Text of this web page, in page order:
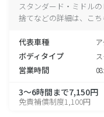
スタンダード・ミドル
捨てなどの詳細は、こち
代表車種
ボディタイプ
営業時間
3～6時間まで7,150円
免責補償制度1,100円